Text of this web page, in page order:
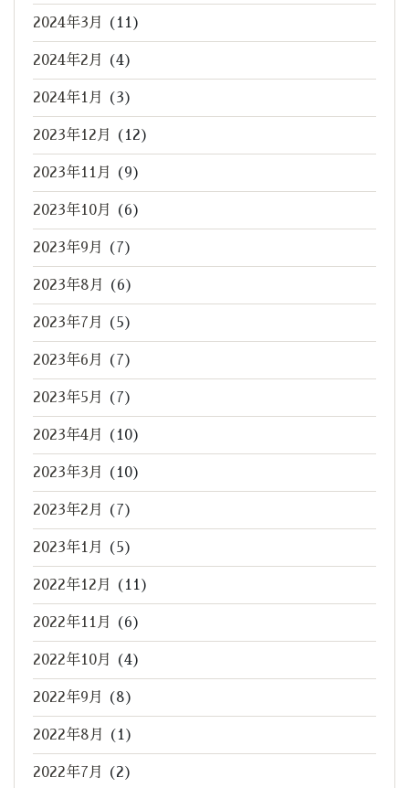
2024年3月 (11)
2024年2月 (4)
2024年1月 (3)
2023年12月 (12)
2023年11月 (9)
2023年10月 (6)
2023年9月 (7)
2023年8月 (6)
2023年7月 (5)
2023年6月 (7)
2023年5月 (7)
2023年4月 (10)
2023年3月 (10)
2023年2月 (7)
2023年1月 (5)
2022年12月 (11)
2022年11月 (6)
2022年10月 (4)
2022年9月 (8)
2022年8月 (1)
2022年7月 (2)